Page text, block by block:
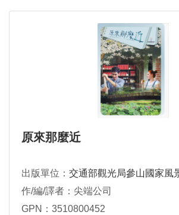
原來那麼近
出版單位： 交通部觀光局參山國家風
作/編/譯者：尖端公司
GPN：3510800452